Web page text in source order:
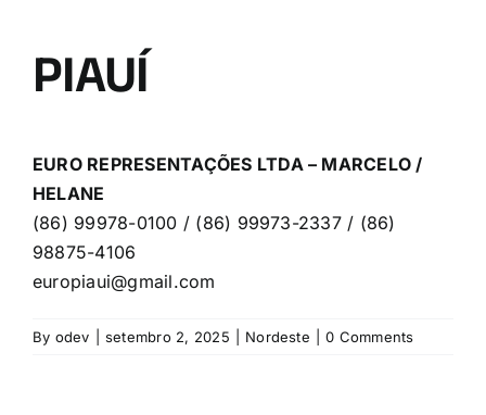
PIAUÍ
EURO REPRESENTAÇÕES LTDA – MARCELO /
HELANE
(86) 99978-0100 / (86) 99973-2337 / (86)
98875-4106
europiaui@gmail.com
By odev setembro 2, 2025 Nordeste 0 Comments